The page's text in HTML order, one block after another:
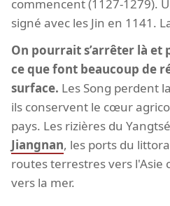
commencent (1127-1279).
signé avec les Jin en 1141.
On pourrait s’arrêter là et
ce que font beaucoup de
surface. Les Song perdent
ils conservent le cœur
pays. Les rizières du
Jiangnan, les ports du
routes terrestres vers
vers la mer.